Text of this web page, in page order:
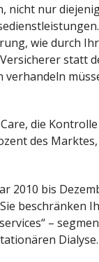
nicht nur
wie durch
statt
verhandeln
die
des
2010 bis
beschränken
–
Dialyse.